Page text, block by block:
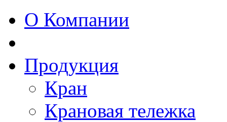
О Компании
Продукция
Кран
Крановая тележка